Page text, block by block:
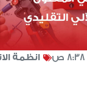
8:38 ص انظمة